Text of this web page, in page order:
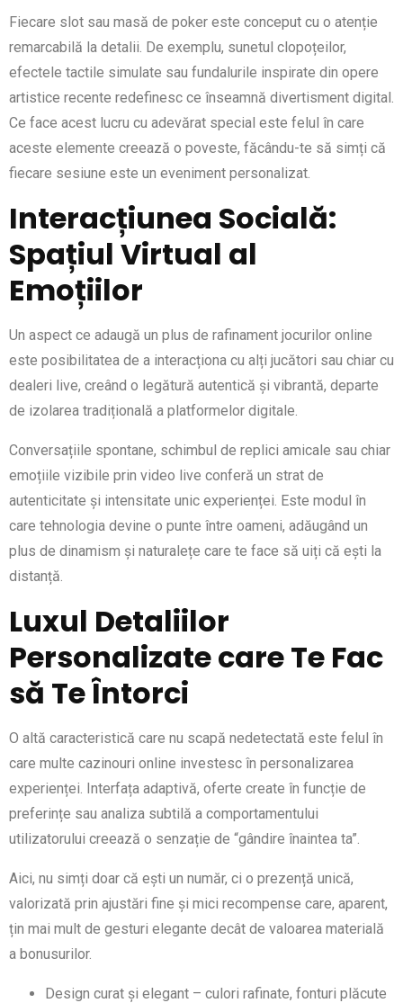
Fiecare slot sau masă de poker este conceput cu o atenție
remarcabilă la detalii. De exemplu, sunetul clopoțeilor,
efectele tactile simulate sau fundalurile inspirate din opere
artistice recente redefinesc ce înseamnă divertisment digital.
Ce face acest lucru cu adevărat special este felul în care
aceste elemente creează o poveste, făcându-te să simți că
fiecare sesiune este un eveniment personalizat.
Interacțiunea Socială:
Spațiul Virtual al
Emoțiilor
Un aspect ce adaugă un plus de rafinament jocurilor online
este posibilitatea de a interacționa cu alți jucători sau chiar cu
dealeri live, creând o legătură autentică și vibrantă, departe
de izolarea tradițională a platformelor digitale.
Conversațiile spontane, schimbul de replici amicale sau chiar
emoțiile vizibile prin video live conferă un strat de
autenticitate și intensitate unic experienței. Este modul în
care tehnologia devine o punte între oameni, adăugând un
plus de dinamism și naturalețe care te face să uiți că ești la
distanță.
Luxul Detaliilor
Personalizate care Te Fac
să Te Întorci
O altă caracteristică care nu scapă nedetectată este felul în
care multe cazinouri online investesc în personalizarea
experienței. Interfața adaptivă, oferte create în funcție de
preferințe sau analiza subtilă a comportamentului
utilizatorului creează o senzație de “gândire înaintea ta”.
Aici, nu simți doar că ești un număr, ci o prezență unică,
valorizată prin ajustări fine și mici recompense care, aparent,
țin mai mult de gesturi elegante decât de valoarea materială
a bonusurilor.
Design curat și elegant – culori rafinate, fonturi plăcute